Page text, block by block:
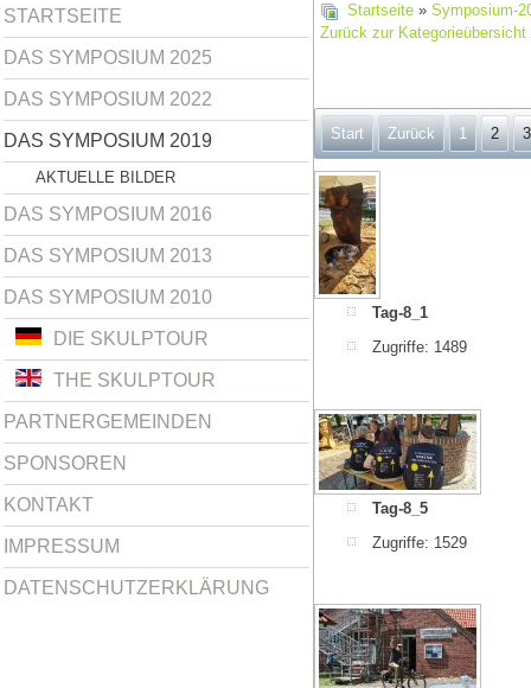
STARTSEITE
DAS SYMPOSIUM 2025
DAS SYMPOSIUM 2022
DAS SYMPOSIUM 2019
AKTUELLE BILDER
DAS SYMPOSIUM 2016
DAS SYMPOSIUM 2013
DAS SYMPOSIUM 2010
DIE SKULPTOUR
THE SKULPTOUR
PARTNERGEMEINDEN
SPONSOREN
KONTAKT
IMPRESSUM
DATENSCHUTZERKLÄRUNG
Startseite » Symposium-
Zurück zur Kategorieübersicht
Start Zurück 1 2 3
Tag-8_1
Zugriffe: 1489
Tag-8_5
Zugriffe: 1529